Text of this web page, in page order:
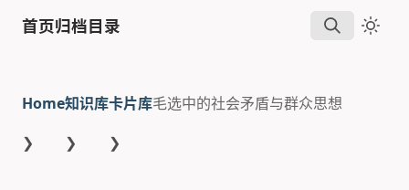
首页归档目录
Home
❯
知识库
❯
卡片库
❯
毛选中的社会矛盾与群众思想